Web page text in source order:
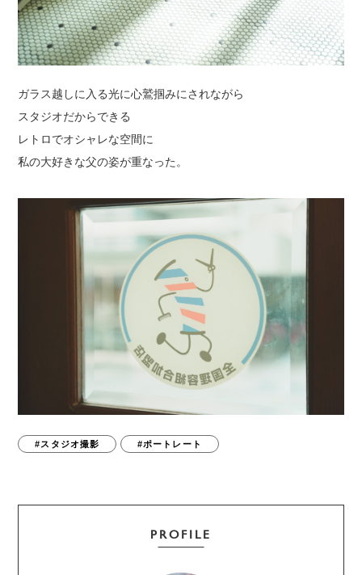
ガラス越しに入る光に心鷲掴みにされながら
スタジオだからできる
レトロでオシャレな空間に
私の大好きな父の姿が重なった。
#スタジオ撮影 #ポートレート
PROFILE